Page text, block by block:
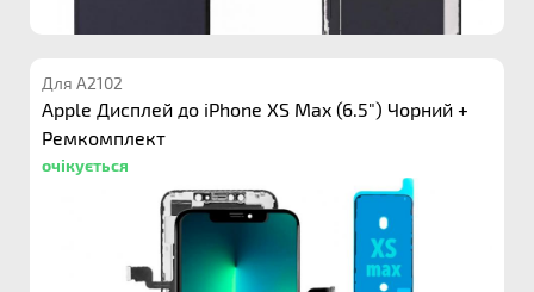
Для A2102
Apple Дисплей до iPhone XS Max (6.5") Чорний +
Ремкомплект
очікується